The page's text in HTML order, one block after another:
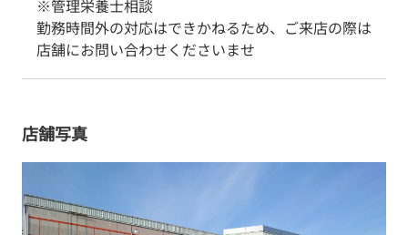
※管理栄養士相談
勤務時間外の対応はできかねるため、ご来店の際は
店舗にお問い合わせくださいませ
店舗写真